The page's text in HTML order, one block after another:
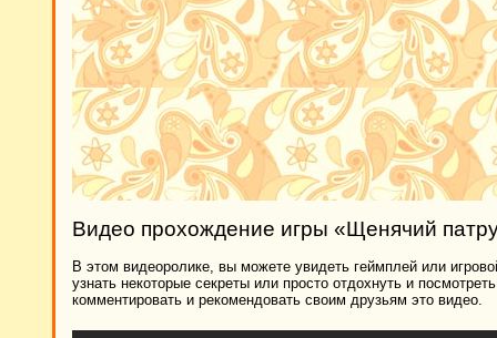
Видео прохождение игры «Щенячий
В этом видеоролике, вы можете увидеть геймплей или
узнать некоторые секреты или просто отдохнуть и
комментировать и рекомендовать своим друзьям это видео.